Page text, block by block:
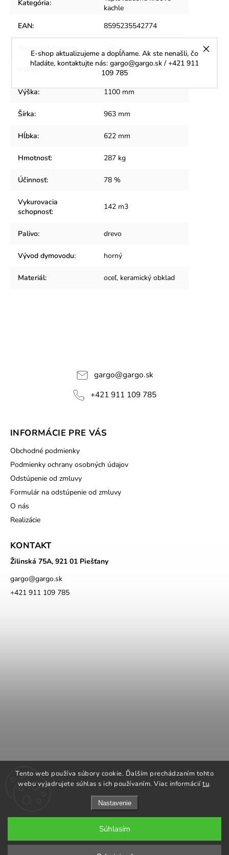
Tento web používa súbory cookie. Ďalším prechádzaním tohto
webu vyjadrujete súhlas s ich používaním. Viac informáciítu.
Nastavenie
Súhlasím
E-shop aktualizujeme a dopĺňame. Ak ste nenašli, čo
hľadáte, kontaktujte nás: gargo@gargo.sk / +421 911
109 785
Kategória:
kachle
EAN: 8595235542774
160 mm
4-7,9 kW
Výška: 1100 mm
Šírka: 963 mm
Hĺbka: 622 mm
Hmotnosť: 287 kg
Účinnosť: 78 %
Vykurovacia
schopnosť:
142 m3
Palivo: drevo
Vývod dymovodu: horný
Materiál: oceľ, keramický obklad
gargo@gargo.sk
+421 911 109 785
INFORMÁCIE PRE VÁS
Obchodné podmienky
Podmienky ochrany osobných údajov
Odstúpenie od zmluvy
Formulár na odstúpenie od zmluvy
O nás
Realizácie
KONTAKT
Žilinská 75A, 921 01 Piešťany
gargo@gargo.sk
+421 911 109 785
ROMOTOP Kachle a vložky
NAPOLEON grily
Copyright 2026GARGO plus. Všetky práva vyhradené.